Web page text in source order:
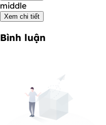
middle
Xem chi tiết
Bình luận